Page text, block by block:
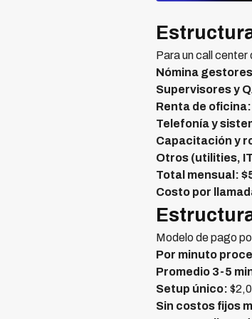
Para un call
Nómina
Supervisores y
Renta de oficina:
Telefonía y
Capacitación y
Otros (utilities,
Total mensual:
Costo por
Modelo de pago
Por minuto
Promedio 3-5
Setup único:
Sin costos fijos